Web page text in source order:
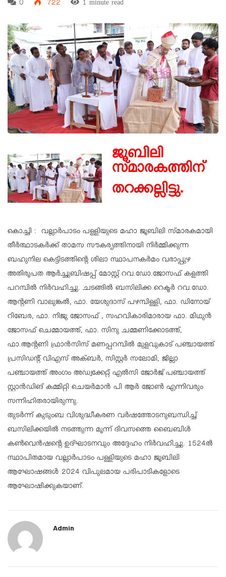
0
722 1 minute read
ജൂബിലി
സ്മാരകത്തിന്
തറക്കല്ലിട്ടു.
കൊച്ചി : വല്ലാർപാടം പള്ളിയുടെ മഹാ ജൂബിലി സ്മാരകമായി
തീർത്ഥാടകർക്ക് താമസ സൗകര്യത്തിനായി നിർമ്മിക്കുന്ന
ബഹുനില കെട്ടിടത്തിന്റെ ശിലാ സ്ഥാപനകർമം വരാപ്പുഴ
അതിരൂപത ആർച്ചുബിഷപ്പ് മോസ്റ്റ് റവ.ഡോ.ജോസഫ് കളത്തി
പറമ്പിൽ നിർവഹിച്ചു. ചടങ്ങിൽ ബസിലിക്ക റെക്ടർ റവ.ഡോ.
ആന്റണി വാലുങ്കൽ, ഫാ. യേശുദാസ് പഴമ്പിള്ളി, ഫാ. ഡിനോയ്
റിബേര, ഫാ. നിജു ജോസഫ് , സഹവികാരിമാരായ ഫാ. മിഥുൻ
ജോസഫ് ചെമ്മായത്ത്, ഫാ. സിനു ചമ്മണിക്കോടത്ത്,
ഫാ.ആന്റണി ഫ്രാൻസിസ് മണപ്പറമ്പിൽ മുളവുകാട് പഞ്ചായത്ത്
പ്രസിഡന്റ് വിഎസ് അക്ബർ, സിസ്റ്റർ സലോമി, ജില്ലാ
പഞ്ചായത്ത് അംഗം അഡ്വക്കേറ്റ് എൽസി ജോർജ് പഞ്ചായത്ത്
സ്റ്റാൻഡിങ് കമ്മിറ്റി ചെയർമാൻ പി ആർ ജോൺ എന്നിവരും
സന്നിഹിതരായിരുന്നു.
തുടർന്ന് കുടുംബ വിശുദ്ധീകരണ വർഷത്തോടനുബന്ധിച്ച്
ബസിലിക്കയിൽ നടത്തുന്ന മൂന്ന് ദിവസത്തെ ബൈബിൾ
കൺവെൻഷന്റെ ഉദ്ഘാടനവും അദ്ദേഹം നിർവഹിച്ചു. 1524ൽ
സ്ഥാപിതമായ വല്ലാർപാടം പള്ളിയുടെ മഹാ ജൂബിലി
ആഘോഷങ്ങൾ 2024 വിപുലമായ പരിപാടികളോടെ
ആഘോഷിക്കുകയാണ്.
Admin